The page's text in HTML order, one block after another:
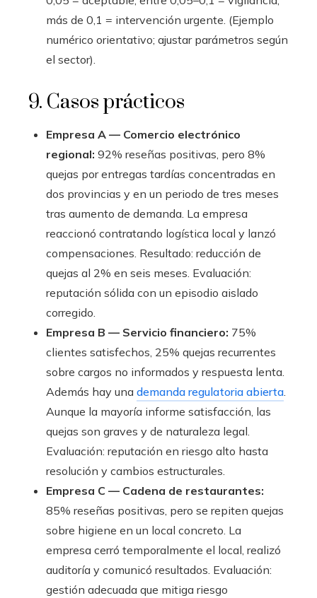
más de 0,1 = intervención urgente. (Ejemplo
numérico orientativo; ajustar parámetros según
el sector).
9. Casos prácticos
Empresa A — Comercio electrónico
regional: 92% reseñas positivas, pero 8%
quejas por entregas tardías concentradas en
dos provincias y en un periodo de tres meses
tras aumento de demanda. La empresa
reaccionó contratando logística local y lanzó
compensaciones. Resultado: reducción de
quejas al 2% en seis meses. Evaluación:
reputación sólida con un episodio aislado
corregido.
Empresa B — Servicio financiero: 75%
clientes satisfechos, 25% quejas recurrentes
sobre cargos no informados y respuesta lenta.
Además hay una demanda regulatoria abierta.
Aunque la mayoría informe satisfacción, las
quejas son graves y de naturaleza legal.
Evaluación: reputación en riesgo alto hasta
resolución y cambios estructurales.
Empresa C — Cadena de restaurantes:
85% reseñas positivas, pero se repiten quejas
sobre higiene en un local concreto. La
empresa cerró temporalmente el local, realizó
auditoría y comunicó resultados. Evaluación:
gestión adecuada que mitiga riesgo